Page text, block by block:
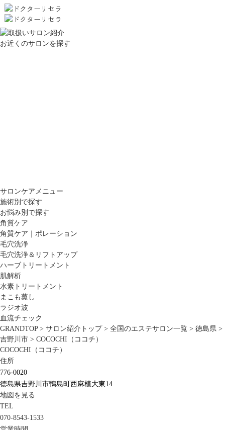
お近くのサロンを探す
サロンケアメニュー
施術別で探す
お悩み別で探す
角質ケア
角質ケア｜ポレーション
毛穴洗浄
毛穴洗浄＆リフトアップ
ハーブトリートメント
肌解析
水素トリートメント
まこも蒸し
ラジオ波
血流チェック
GRANDTOP > サロン紹介トップ > 全国のエステサロン一覧 > 徳島県 >
吉野川市 > COCOCHI（ココチ）
COCOCHI（ココチ）
住所
776-0020
徳島県吉野川市鴨島町西麻植大東14
地図を見る
TEL
070-8543-1533